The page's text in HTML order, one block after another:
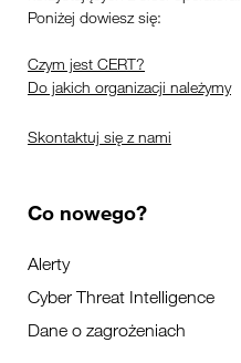
Poniżej dowiesz się:
Czym jest CERT?
Do jakich organizacji należymy
Skontaktuj się z nami
Co nowego?
Alerty
Cyber Threat Intelligence
Dane o zagrożeniach